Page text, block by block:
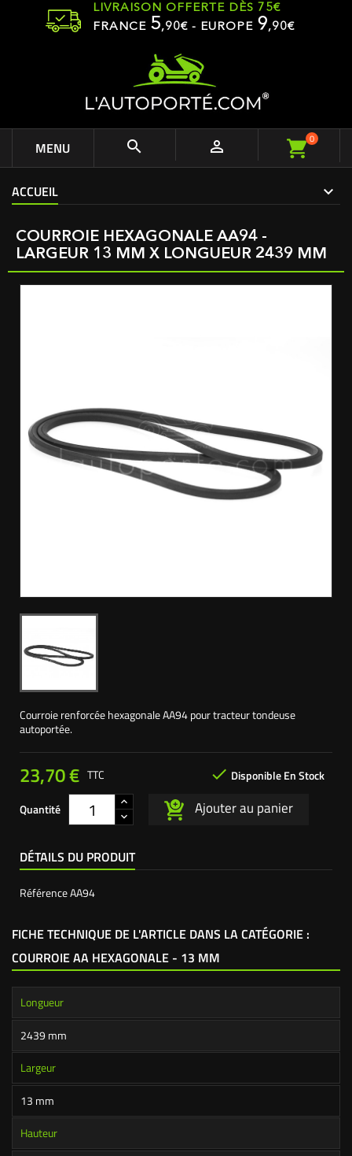
LIVRAISON OFFERTE DÈS 75€
FRANCE 5,90€ - EUROPE 9,90€
MENU   0
ACCUEIL
COURROIE HEXAGONALE AA94 -
LARGEUR 13 MM X LONGUEUR 2439 MM
Courroie renforcée hexagonale AA94 pour tracteur tondeuse
autoportée.
23,70 €  Disponible En Stock
TTC
Quantité Ajouter au panier
DÉTAILS DU PRODUIT
RéférenceAA94
FICHE TECHNIQUE DE L'ARTICLE DANS LA CATÉGORIE :
COURROIE AA HEXAGONALE - 13 MM
Longueur
2439 mm
Largeur
13 mm
Hauteur